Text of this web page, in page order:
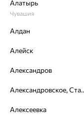
4
Вес:5.78 — 6.45
Алатырь
Чувашия
Алдан
Алейск
Александров
Алексеевка